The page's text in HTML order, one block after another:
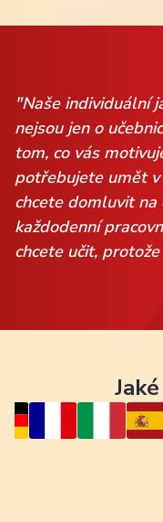
"Naše individuální
nejsou jen o
tom, co vás
potřebujete umět
chcete domluvit na
každodenní
chcete učit,